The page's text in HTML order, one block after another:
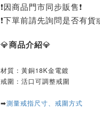
❗️因商品門市同步販售❗️
❗️下單前請先詢問是否有貨
💎商品介紹💎
材質：黃銅18K金電鍍
戒圍：活口可調整戒圍
➡測量戒指尺寸、戒圍方式